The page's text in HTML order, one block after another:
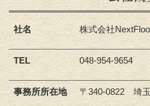
社名 株式会社
TEL 048-954-9654
事務所所在地 〒340-0822 埼